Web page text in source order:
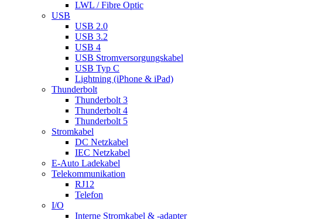
LWL / Fibre Optic
USB
USB 2.0
USB 3.2
USB 4
USB Stromversorgungskabel
USB Typ C
Lightning (iPhone & iPad)
Thunderbolt
Thunderbolt 3
Thunderbolt 4
Thunderbolt 5
Stromkabel
DC Netzkabel
IEC Netzkabel
E-Auto Ladekabel
Telekommunikation
RJ12
Telefon
I/O
Interne Stromkabel & -adapter